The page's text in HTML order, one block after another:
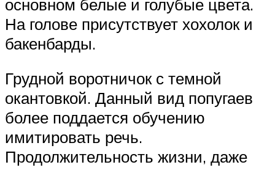
основном белые и голубые цвета.
На голове присутствует хохолок и
бакенбарды.
Грудной воротничок с темной
окантовкой. Данный вид попугаев
более поддается обучению
имитировать речь.
Продолжительность жизни, даже